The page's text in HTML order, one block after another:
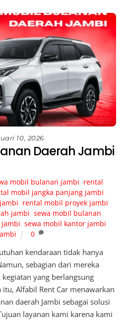
10, 2026
Daerah Jambi
mobil bulanan jambi rental
mobil jangka panjang jambi
rental mobil proyek jambi
jambi ,sewa mobil bulanan
jambi ,sewa mobil kantor jambi
0
kendaraan tidak hanya
sebagian dari mereka
yang berlangsung
Alfabil Rent Car menawarkan
daerah Jambi sebagai solusi
layanan kami karena kami